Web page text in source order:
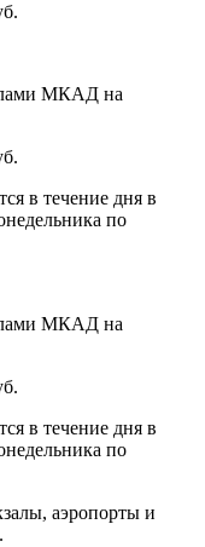
МКАД на
в течение дня в
по
МКАД на
в течение дня в
по
аэропорты и